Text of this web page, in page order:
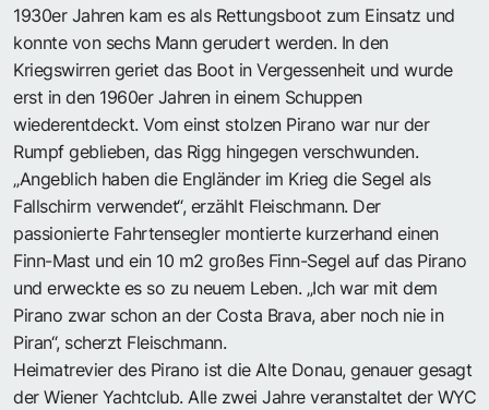
1930er Jahren kam es als Rettungsboot zum Einsatz und
konnte von sechs Mann gerudert werden. In den
Kriegswirren geriet das Boot in Vergessenheit und wurde
erst in den 1960er Jahren in einem Schuppen
wiederentdeckt. Vom einst stolzen Pirano war nur der
Rumpf geblieben, das Rigg hingegen verschwunden.
„Angeblich haben die Engländer im Krieg die Segel als
Fallschirm verwendet“, erzählt Fleischmann. Der
passionierte Fahrtensegler montierte kurzerhand einen
Finn-Mast und ein 10 m2 großes Finn-Segel auf das Pirano
und erweckte es so zu neuem Leben. „Ich war mit dem
Pirano zwar schon an der Costa Brava, aber noch nie in
Piran“, scherzt Fleischmann.
Heimatrevier des Pirano ist die Alte Donau, genauer gesagt
der Wiener Yachtclub. Alle zwei Jahre veranstaltet der WYC